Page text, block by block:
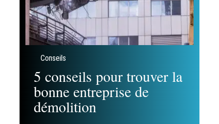
Conseils
5 conseils pour trouver la
bonne entreprise de
démolition